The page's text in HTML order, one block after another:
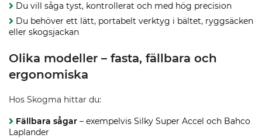
Du vill såga tyst, kontrollerat och med hög precision
Du behöver ett lätt, portabelt verktyg i bältet, ryggsäcken
eller skogsjackan
Olika modeller – fasta, fällbara och
ergonomiska
Hos Skogma hittar du:
Fällbara sågar – exempelvis Silky Super Accel och Bahco
Laplander